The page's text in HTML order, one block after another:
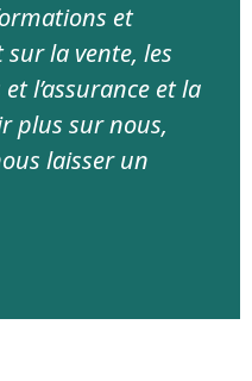
et
sur la vente, les
l’assurance et la
plus sur nous,
laisser un